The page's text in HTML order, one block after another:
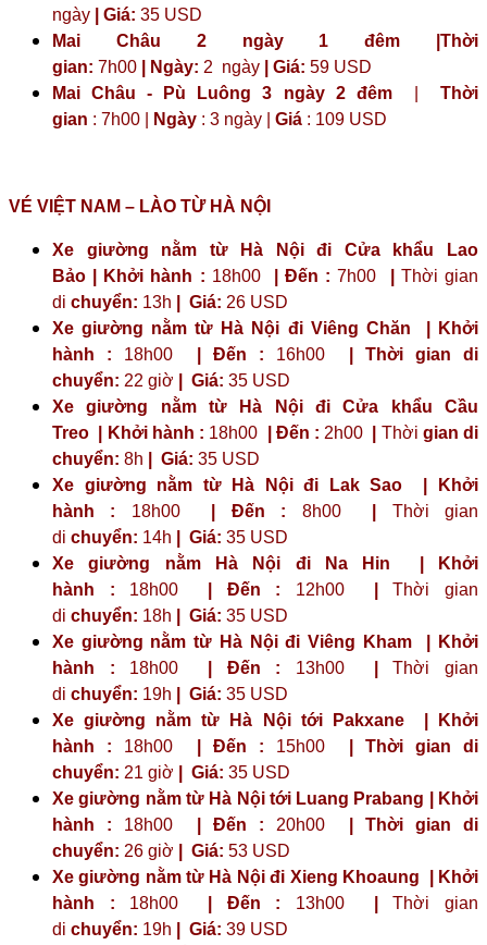
ngày
| Giá: 35 USD
Mai Châu 2 ngày 1 đêm |Thời
gian: 7h00 | Ngày: 2 ngày Giá: 59 USD
Mai Châu - Pù Luông 3 ngày 2 đêm
Thời
gian : 7h00 | Ngày : 3 ngày | Giá : 109 USD
VÉ VIỆT NAM – LÀO TỪ HÀ NỘI
Xe giường nằm từ Hà Nội đi Cửa khẩu Lao
Bảo | Khởi hành : 18h00| Đến : 7h00
Thời gian
di chuyển: 13h Giá: 26 USD
Xe giường nằm từ Hà Nội đi Viêng Chăn | Khởi
hành : 18h00 | Đến : 16h00 | Thời gian di
chuyển: 22 giờ | Giá: 35 USD
Xe giường nằm từ Hà Nội đi Cửa khẩu Cầu
Treo | Khởi hành : 18h00 | Đến : 2h00 Thời gian di
chuyển: 8h Giá: 35 USD
Xe giường nằm từ Hà Nội đi Lak Sao | Khởi
hành : 18h00| Đến : 8h00| Thời gian
di chuyển: 14h Giá: 35 USD
Xe giường nằm Hà Nội đi Na Hin | Khởi
hành : 18h00 | Đến : 12h00|Thời gian
di chuyển: 18h Giá: 35 USD
Xe giường nằm từ Hà Nội đi Viêng Kham | Khởi
hành : 18h00 | Đến : 13h00|Thời gian
di chuyển: 19h Giá: 35 USD
Xe giường nằm từ Hà Nội tới Pakxane | Khởi
hành : 18h00 | Đến : 15h00 | Thời gian di
chuyển: 21 giờ | Giá: 35 USD
Xe giường nằm từ Hà Nội tới Luang Prabang | Khởi
hành : 18h00 | Đến : 20h00 | Thời gian di
chuyển: 26 giờ | Giá: 53 USD
Xe giường nằm từ Hà Nội đi Xieng Khoaung | Khởi
hành : 18h00 | Đến : 13h00|Thời gian
di chuyển: 19h Giá: 39 USD